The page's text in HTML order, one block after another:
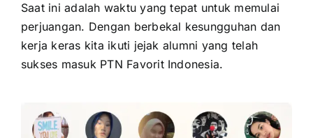
Saat ini adalah waktu yang tepat untuk memulai
perjuangan. Dengan berbekal kesungguhan dan
kerja keras kita ikuti jejak alumni yang telah
sukses masuk PTN Favorit Indonesia.